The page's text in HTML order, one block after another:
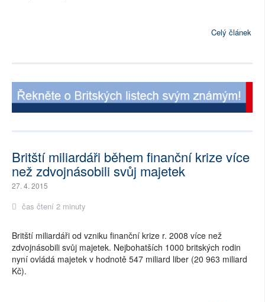
Celý článek
Britští miliardáři během finanční krize více
než zdvojnásobili svůj majetek
27. 4. 2015
čas čtení 2 minuty
Britští miliardáři od vzniku finanční krize r. 2008 více než
zdvojnásobili svůj majetek. Nejbohatších 1000 britských rodin
nyní ovládá majetek v hodnotě 547 miliard liber (20 963 miliard
Kč).